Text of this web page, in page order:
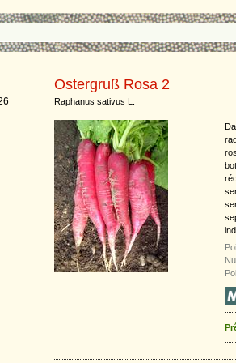
Ostergruß Rosa 2
Raphanus sativus L.